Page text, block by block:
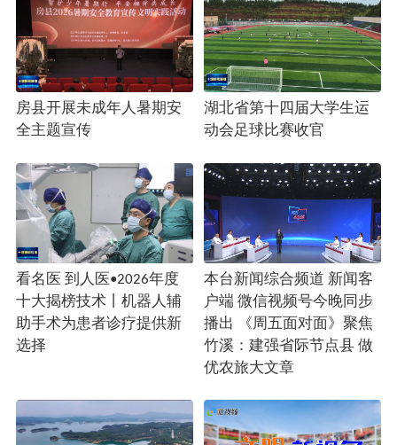
房县开展未成年人暑期安
全主题宣传
湖北省第十四届大学生运
动会足球比赛收官
看名医 到人医•2026年度
十大揭榜技术丨机器人辅
助手术为患者诊疗提供新
选择
本台新闻综合频道 新闻客
户端 微信视频号今晚同步
播出 《周五面对面》聚焦
竹溪：建强省际节点县 做
优农旅大文章